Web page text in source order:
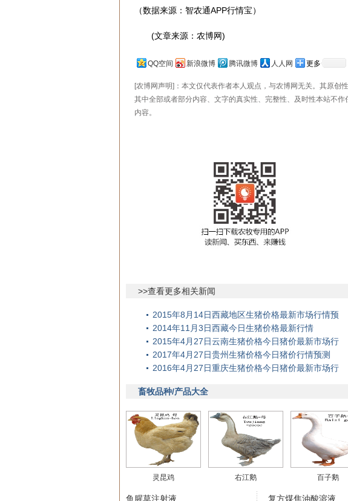
（数据来源：智农通APP行情宝）
(文章来源：农博网)
QQ空间 新浪微博 腾讯微博 人人网 更多
[农博网声明]：本文仅代表作者本人观点，与农博网无关。其原创
其中全部或者部分内容、文字的真实性、完整性、及时性本站不
内容。
>>查看更多相关新闻
2015年8月14日西藏地区生猪价格最新市场行情预
2014年11月3日西藏今日生猪价格最新行情
2015年4月27日云南生猪价格今日猪价最新市场行
2017年4月27日贵州生猪价格今日猪价行情预测
2016年4月27日重庆生猪价格今日猪价最新市场行
畜牧品种/产品大全
灵昆鸡 右江鹅 百子鹅
鱼腥草注射液
复方煤焦油酸溶液